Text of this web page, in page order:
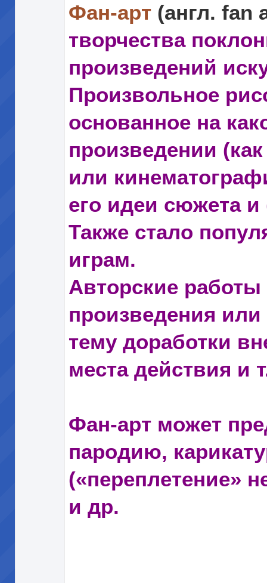
Фан-арт (англ. fan
творчества
произведений
Произвольное
основанное на
произведении
или
его идеи сюжета
Также стало
играм.
Авторские
произведения
тему доработки
места действия и
Фан-арт может
пародию,
(«переплетение»
и др.